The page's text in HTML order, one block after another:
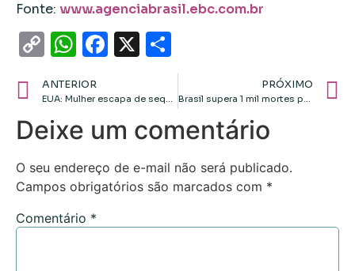
Fonte: www.agenciabrasil.ebc.com.br
CopyWhatsApp
Facebook
X
ANTERIOR
EUA: Mulher escapa de sequestrador após 2 meses de agressões, diz polícia
PRÓXIMO
Brasil supera 1 mil mortes por dengue este ano
Deixe um comentário
O seu endereço de e-mail não será publicado.
Campos obrigatórios são marcados com *
Comentário *